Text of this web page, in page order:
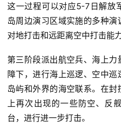
这一过程可以对应5-7日解放
岛周边演习区域实施的多种
对地打击和远距离空中打击能力
第三阶段派出航空兵、海上
障下，进行海上巡逻、空中
岛屿和外界的海空联系。在
上再次出现的一些防空、反
台，进行进一步打击。